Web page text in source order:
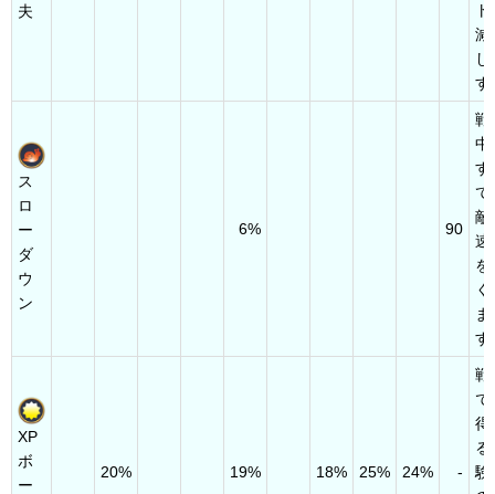
夫
減
す
ス
ロ
ー
ダ
ウ
ン
6% 90
戦
中
す
て
敵
速
を
ま
す
XP
ボ
ー
20% 19% 18% 25% 24% -
戦
で
得
る
験